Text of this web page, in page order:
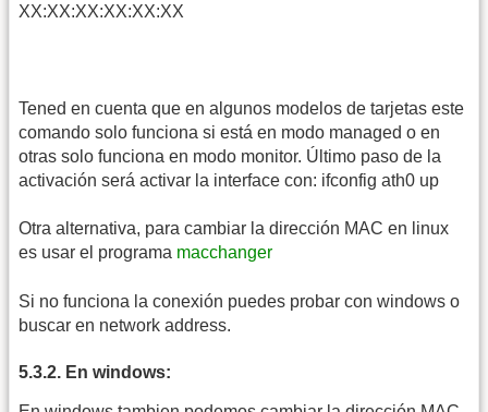
XX:XX:XX:XX:XX:XX
Tened en cuenta que en algunos modelos de tarjetas este
comando solo funciona si está en modo managed o en
otras solo funciona en modo monitor. Último paso de la
activación será activar la interface con: ifconfig ath0 up
Otra alternativa, para cambiar la dirección MAC en linux
es usar el programa macchanger
Si no funciona la conexión puedes probar con windows o
buscar en network address.
5.3.2. En windows: